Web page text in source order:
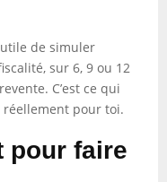
de simuler
sur 6, 9 ou 12
C’est ce qui
réellement pour toi.
pour faire